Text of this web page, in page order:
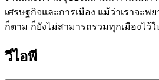
เศรษฐกิจและการเมือง แม้ว่าเราจะพ
ก็ตาม ก็ยังไม่สามารถรวมทุกเมืองไว้
วีไอพี